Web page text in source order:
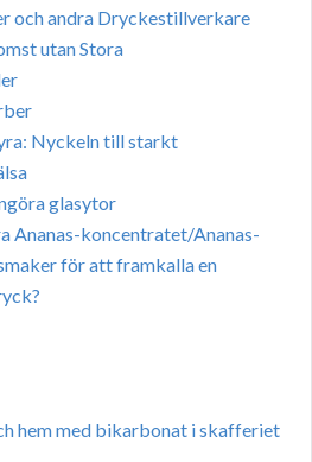
och andra Dryckestillverkare
utan Stora
Nyckeln till starkt
glasytor
Ananas-koncentratet/Ananas-
för att framkalla en
hem med bikarbonat i skafferiet